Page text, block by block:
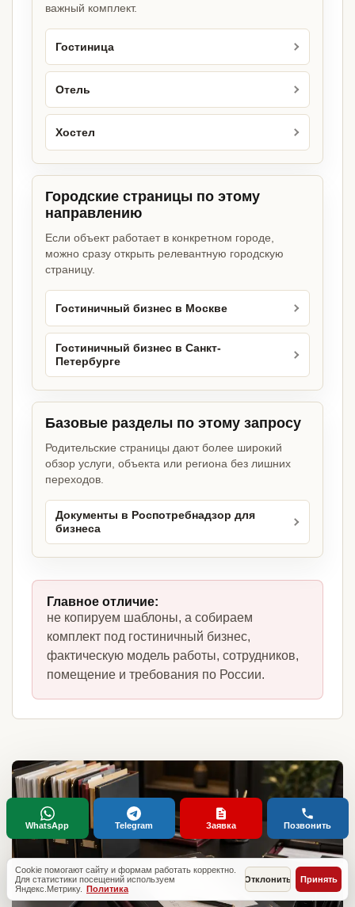
важный комплект.
Гостиница
Отель
Хостел
Городские страницы по этому
направлению
Если объект работает в конкретном городе,
можно сразу открыть релевантную городскую
страницу.
Гостиничный бизнес в Москве
Гостиничный бизнес в Санкт-
Петербурге
Базовые разделы по этому запросу
Родительские страницы дают более широкий
обзор услуги, объекта или региона без лишних
переходов.
Документы в Роспотребнадзор для
бизнеса
Главное отличие:
не копируем шаблоны, а собираем
комплект под гостиничный бизнес,
фактическую модель работы, сотрудников,
помещение и требования по России.
Cookie помогают сайту и формам работать корректно.
Для статистики посещений используем
Яндекс.Метрику. Политика
Отклонить Принять
WhatsApp Telegram Заявка Позвонить